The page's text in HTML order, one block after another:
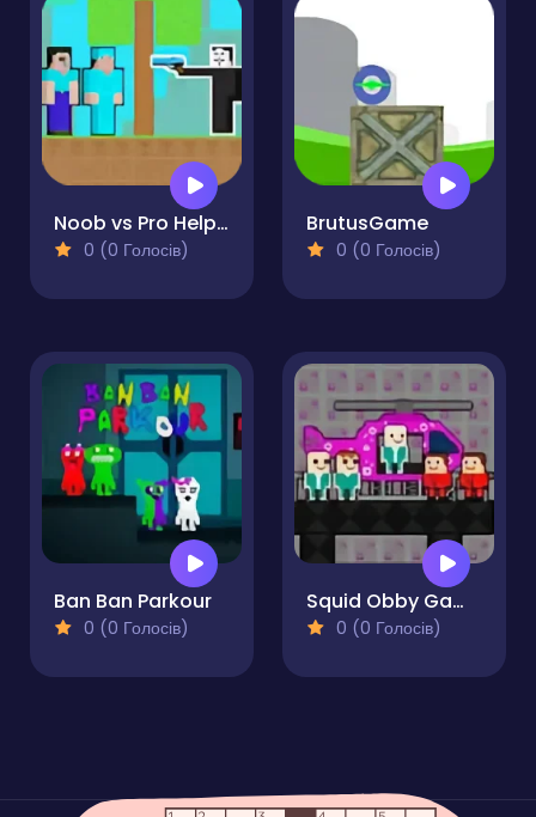
Noob vs Pro Help Hacker
0 (0 Голосів)
BrutusGame
0 (0 Голосів)
Ban Ban Parkour
0 (0 Голосів)
Squid Obby Game 2Player
0 (0 Голосів)